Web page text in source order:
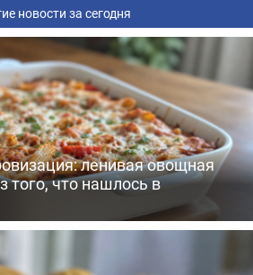
новости за сегодня
ленивая овощная
того, что нашлось в